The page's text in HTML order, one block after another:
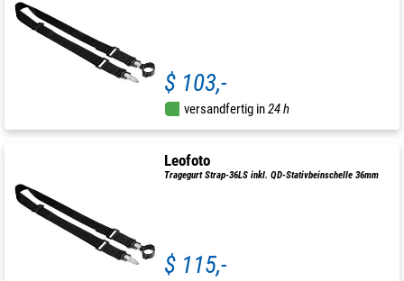
$ 103,-
versandfertig in24 h
Leofoto
Tragegurt Strap-36LS inkl. QD-Stativbeinschelle 36mm
$ 115,-